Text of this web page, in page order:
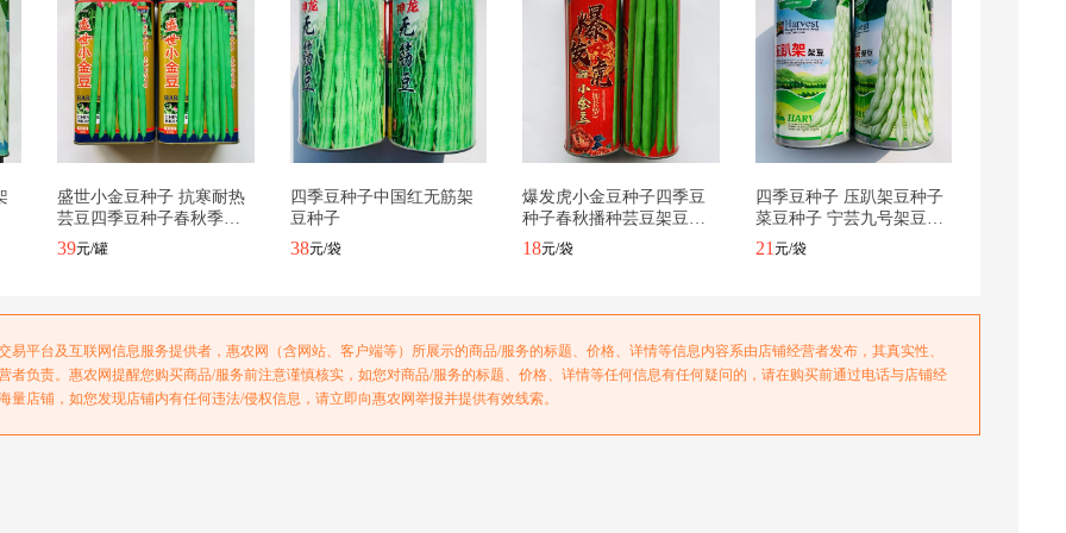
盛世小金豆种子 抗寒耐热
芸豆四季豆种子春秋季菜
豆种子圆形荚
39元/罐
四季豆种子中国红无筋架
豆种子
38元/袋
爆发虎小金豆种子四季豆
种子春秋播种芸豆架豆种
子豆角种子
18元/袋
四季豆种子 压趴架豆种子
菜豆种子 宁芸九号架豆种
子四季豆种子
21 元/袋
易平台及互联网信息服务提供者，惠农网（含网站、客户端等）所展示的商品/服务的标题、价格、详情等信息内容系由店铺经营者发布，其真实性、
者负责。惠农网提醒您购买商品/服务前注意谨慎核实，如您对商品/服务的标题、价格、详情等任何信息有任何疑问的，请在购买前通过电话与店铺经
量店铺，如您发现店铺内有任何违法/侵权信息，请立即向惠农网举报并提供有效线索。